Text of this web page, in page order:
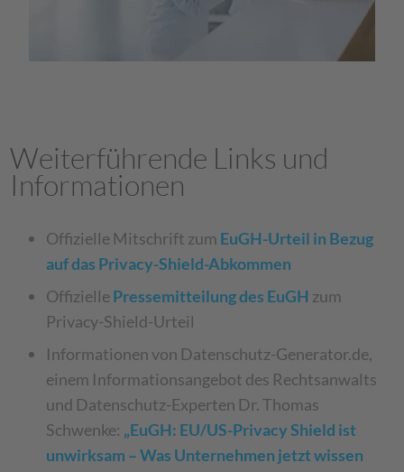
Weiterführende Links und
Informationen
Offizielle Mitschrift zum EuGH-Urteil in Bezug
auf das Privacy-Shield-Abkommen
OffiziellePressemitteilung des EuGH zum
Privacy-Shield-Urteil
Informationen von Datenschutz-Generator.de,
einem Informationsangebot des Rechtsanwalts
und Datenschutz-Experten Dr. Thomas
Schwenke: „EuGH: EU/US-Privacy Shield ist
unwirksam – Was Unternehmen jetzt wissen